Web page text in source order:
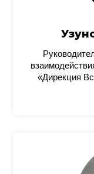
«Дирекция